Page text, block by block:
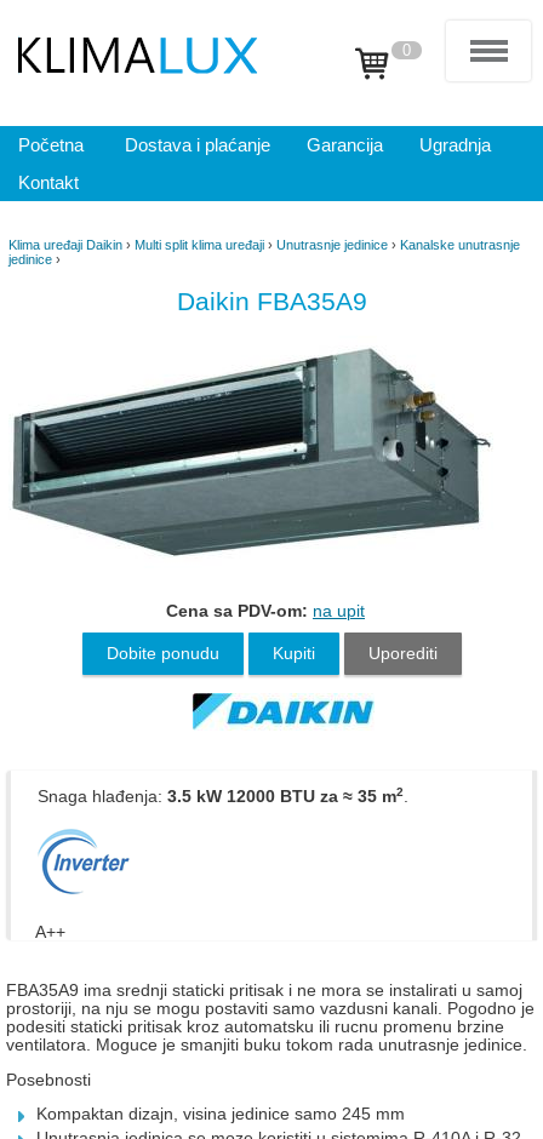
0
Početna Dostava i plaćanje Garancija
Ugradnja
Kontakt
Klima uređaji Daikin › Multi split klima uređaji › Unutrasnje jedinice › Kanalske unutrasnje
jedinice ›
Daikin FBA35A9
Cena sa PDV-om: na upit
Dobite ponudu Kupiti Uporediti
Snaga hlađenja: 3.5 kW 12000 BTU za ≈ 35 m2.
A++
FBA35A9 ima srednji staticki pritisak i ne mora se instalirati u samoj
prostoriji, na nju se mogu postaviti samo vazdusni kanali. Pogodno je
podesiti staticki pritisak kroz automatsku ili rucnu promenu brzine
ventilatora. Moguce je smanjiti buku tokom rada unutrasnje jedinice.
Posebnosti
Kompaktan dizajn, visina jedinice samo 245 mm